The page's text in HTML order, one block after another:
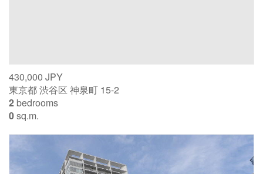
430,000 JPY
東京都 渋谷区 神泉町 15-2
2 bedrooms
0sq.m.